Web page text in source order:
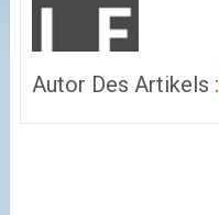
Autor Des Artikels :